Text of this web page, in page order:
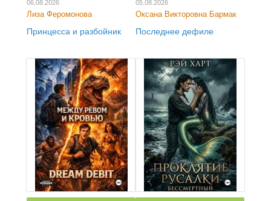
06.08.2026
Лиза Феромонова
Принцесса и разбойник
05.08.2026
Оксана Викторовна Бармак
Последнее дефиле